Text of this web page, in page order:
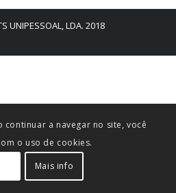
UNIPESSOAL, LDA. 2018
continuar a navegar no site, você
o uso de cookies.
Mais info